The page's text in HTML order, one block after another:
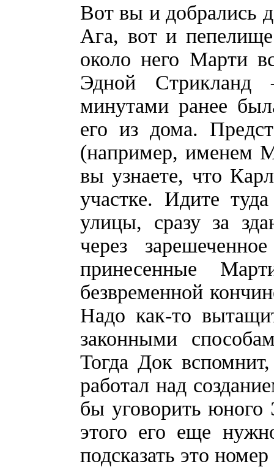
Вот вы и добрались
Ага, вот и
около него Марти
Эдной Стрикланд
минутами ранее
его из дома.
(например, именем
вы узнаете, что
участке. Идите
улицы, сразу за
через
принесенные
безвременной
Надо как-то
законными
Тогда Док
работал над
бы уговорить
этого его еще
подсказать это